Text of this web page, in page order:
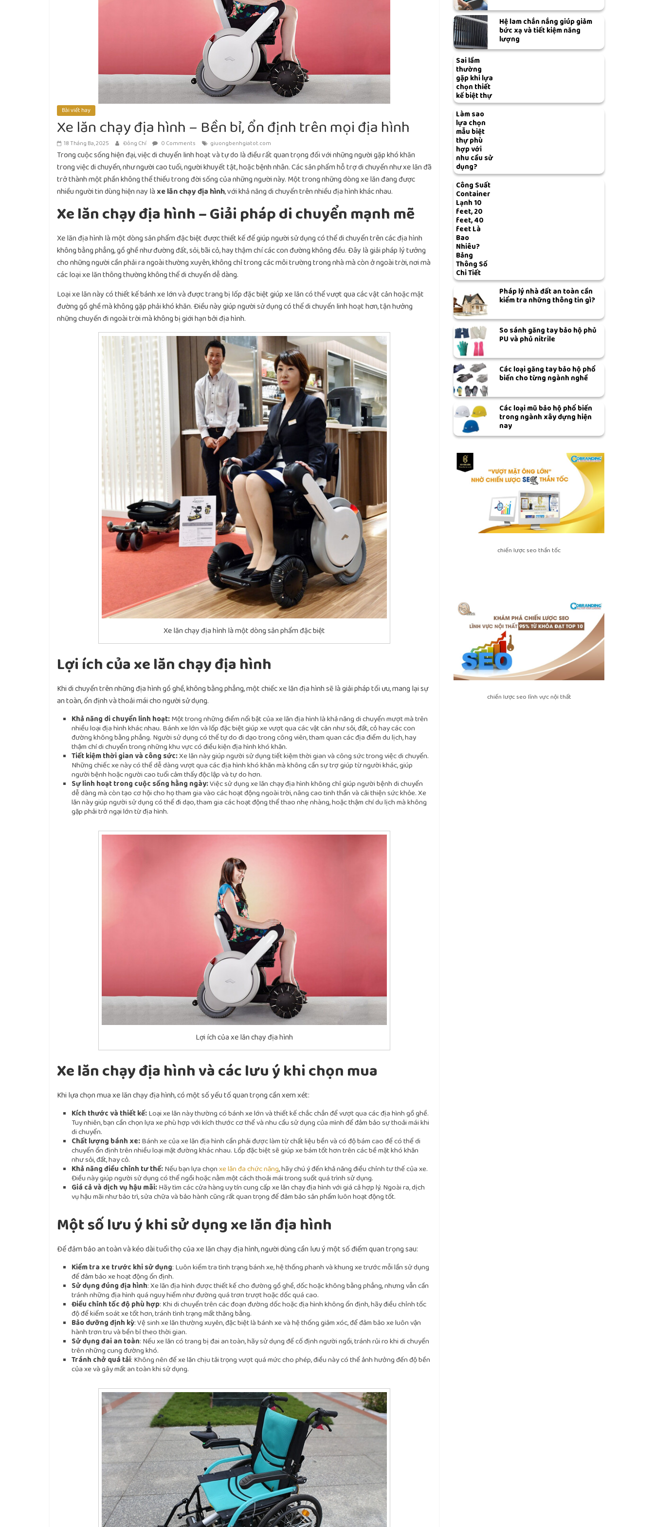
Bài viết hay
Xe lăn chạy địa hình – Bền bỉ, ổn định trên mọi địa hình
18 Tháng Ba, 2025 Đông Chí 0 Comments giuongbenhgiatot.com
Trong cuộc sống hiện đại, việc di chuyển linh hoạt và tự do là điều rất quan trọng đối với những người gặp khó khăn
trong việc di chuyển, như người cao tuổi, người khuyết tật, hoặc bệnh nhân. Các sản phẩm hỗ trợ di chuyển như xe lăn đã
trở thành một phần không thể thiếu trong đời sống của những người này. Một trong những dòng xe lăn đang được
nhiều người tin dùng hiện nay là xe lăn chạy địa hình, với khả năng di chuyển trên nhiều địa hình khác nhau.
Xe lăn chạy địa hình – Giải pháp di chuyển mạnh mẽ
Xe lăn địa hình là một dòng sản phẩm đặc biệt được thiết kế để giúp người sử dụng có thể di chuyển trên các địa hình
không bằng phẳng, gồ ghề như đường đất, sỏi, bãi cỏ, hay thậm chí các con đường không đều. Đây là giải pháp lý tưởng
cho những người cần phải ra ngoài thường xuyên, không chỉ trong các môi trường trong nhà mà còn ở ngoài trời, nơi mà
các loại xe lăn thông thường không thể di chuyển dễ dàng.
Loại xe lăn này có thiết kế bánh xe lớn và được trang bị lốp đặc biệt giúp xe lăn có thể vượt qua các vật cản hoặc mặt
đường gồ ghề mà không gặp phải khó khăn. Điều này giúp người sử dụng có thể di chuyển linh hoạt hơn, tận hưởng
những chuyến đi ngoài trời mà không bị giới hạn bởi địa hình.
Xe lăn chạy địa hình là một dòng sản phẩm đặc biệt
Lợi ích của xe lăn chạy địa hình
Khi di chuyển trên những địa hình gồ ghề, không bằng phẳng, một chiếc xe lăn địa hình sẽ là giải pháp tối ưu, mang lại sự
an toàn, ổn định và thoải mái cho người sử dụng.
Khả năng di chuyển linh hoạt:Một trong những điểm nổi bật của xe lăn địa hình là khả năng di chuyển mượt mà trên
nhiều loại địa hình khác nhau. Bánh xe lớn và lốp đặc biệt giúp xe vượt qua các vật cản như sỏi, đất, cỏ hay các con
đường không bằng phẳng. Người sử dụng có thể tự do đi dạo trong công viên, tham quan các địa điểm du lịch, hay
thậm chí di chuyển trong những khu vực có điều kiện địa hình khó khăn.
Tiết kiệm thời gian và công sức:Xe lăn này giúp người sử dụng tiết kiệm thời gian và công sức trong việc di chuyển.
Những chiếc xe này có thể dễ dàng vượt qua các địa hình khó khăn mà không cần sự trợ giúp từ người khác, giúp
người bệnh hoặc người cao tuổi cảm thấy độc lập và tự do hơn.
Sự linh hoạt trong cuộc sống hằng ngày:Việc sử dụng xe lăn chạy địa hình không chỉ giúp người bệnh di chuyển
dễ dàng mà còn tạo cơ hội cho họ tham gia vào các hoạt động ngoài trời, nâng cao tinh thần và cải thiện sức khỏe. Xe
lăn này giúp người sử dụng có thể đi dạo, tham gia các hoạt động thể thao nhẹ nhàng, hoặc thậm chí du lịch mà không
gặp phải trở ngại lớn từ địa hình.
Lợi ích của xe lăn chạy địa hình
Xe lăn chạy địa hình và các lưu ý khi chọn mua
Khi lựa chọn mua xe lăn chạy địa hình, có một số yếu tố quan trọng cần xem xét:
Kích thước và thiết kế:Loại xe lăn này thường có bánh xe lớn và thiết kế chắc chắn để vượt qua các địa hình gồ ghề.
Tuy nhiên, bạn cần chọn lựa xe phù hợp với kích thước cơ thể và nhu cầu sử dụng của mình để đảm bảo sự thoải mái khi
di chuyển.
Chất lượng bánh xe:Bánh xe của xe lăn địa hình cần phải được làm từ chất liệu bền và có độ bám cao để có thể di
chuyển ổn định trên nhiều loại mặt đường khác nhau. Lốp đặc biệt sẽ giúp xe bám tốt hơn trên các bề mặt khó khăn
như sỏi, đất, hay cỏ.
Khả năng điều chỉnh tư thế:Nếu bạn lựa chọnxe lăn đa chức năng, hãy chú ý đến khả năng điều chỉnh tư thế của xe.
Điều này giúp người sử dụng có thể ngồi hoặc nằm một cách thoải mái trong suốt quá trình sử dụng.
Giá cả và dịch vụ hậu mãi:Hãy tìm các cửa hàng uy tín cung cấp xe lăn chạy địa hình với giá cả hợp lý. Ngoài ra, dịch
vụ hậu mãi như bảo trì, sửa chữa và bảo hành cũng rất quan trọng để đảm bảo sản phẩm luôn hoạt động tốt.
Một số lưu ý khi sử dụng xe lăn địa hình
Để đảm bảo an toàn và kéo dài tuổi thọ của xe lăn chạy địa hình, người dùng cần lưu ý một số điểm quan trọng sau:
Kiểm tra xe trước khi sử dụng: Luôn kiểm tra tình trạng bánh xe, hệ thống phanh và khung xe trước mỗi lần sử dụng
để đảm bảo xe hoạt động ổn định.
Sử dụng đúng địa hình: Xe lăn địa hình được thiết kế cho đường gồ ghề, dốc hoặc không bằng phẳng, nhưng vẫn cần
tránh những địa hình quá nguy hiểm như đường quá trơn trượt hoặc dốc quá cao.
Điều chỉnh tốc độ phù hợp: Khi di chuyển trên các đoạn đường dốc hoặc địa hình không ổn định, hãy điều chỉnh tốc
độ để kiểm soát xe tốt hơn, tránh tình trạng mất thăng bằng.
Bảo dưỡng định kỳ: Vệ sinh xe lăn thường xuyên, đặc biệt là bánh xe và hệ thống giảm xóc, để đảm bảo xe luôn vận
hành trơn tru và bền bỉ theo thời gian.
Sử dụng đai an toàn: Nếu xe lăn có trang bị đai an toàn, hãy sử dụng để cố định người ngồi, tránh rủi ro khi di chuyển
trên những cung đường khó.
Tránh chở quá tải: Không nên để xe lăn chịu tải trọng vượt quá mức cho phép, điều này có thể ảnh hưởng đến độ bền
của xe và gây mất an toàn khi sử dụng.
Hệ lam chắn nắng giúp giảm
bức xạ và tiết kiệm năng
lượng
Sai lầm
thường
gặp khi lựa
chọn thiết
kế biệt thự
Làm sao
lựa chọn
mẫu biệt
thự phù
hợp với
nhu cầu sử
dụng?
Công Suất
Container
Lạnh 10
feet, 20
feet, 40
feet Là
Bao
Nhiêu?
Bảng
Thông Số
Chi Tiết
Pháp lý nhà đất an toàn cần
kiểm tra những thông tin gì?
So sánh găng tay bảo hộ phủ
PU và phủ nitrile
Các loại găng tay bảo hộ phổ
biến cho từng ngành nghề
Các loại mũ bảo hộ phổ biến
trong ngành xây dựng hiện
nay
chiến lược seo thần tốc
chiến lược seo lĩnh vực nội thất